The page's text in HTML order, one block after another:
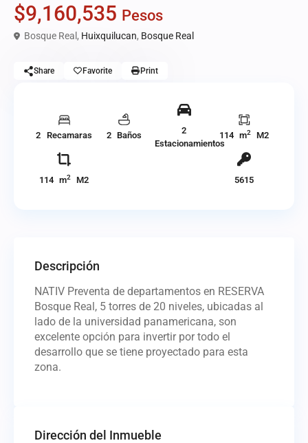
$9,160,535 Pesos
Bosque Real, Huixquilucan, Bosque Real
Share Favorite Print
2 Recamaras 2 Baños
2
Estacionamientos
114 m2M2
114 m2 M2 5615
Descripción
NATIV Preventa de departamentos en RESERVA
Bosque Real, 5 torres de 20 niveles, ubicadas al
lado de la universidad panamericana, son
excelente opción para invertir por todo el
desarrollo que se tiene proyectado para esta
zona.
Dirección del Inmueble